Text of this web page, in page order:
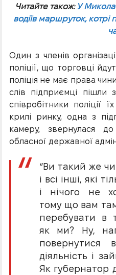
Читайте також: У
водіїв маршруток,
Один з членів
поліції, що торговці
поліція не має права
слів підприємці пішли
співробітники поліції
крилі ринку, одна з
камеру, звернулася
обласної державної
“Ви такий же
і всі інші, які
і нічого не
тому що вам
перебувати в
як ми? Ну,
повернутися
діяльність і
Як губернатор